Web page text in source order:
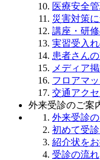
医療安全
災害対策
講座・研
実習受入
患者さん
メディア
フロアマ
交通アク
外来受診のご案
外来受診
初めて受
紹介状を
受診の流れ